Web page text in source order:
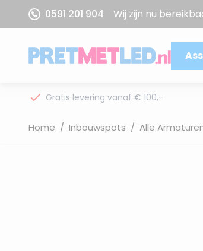
Ga naar de inhoud
0591 201 904 Wij zijn nu
Gratis levering vanaf € 100,-
Home / Inbouwspots / Alle